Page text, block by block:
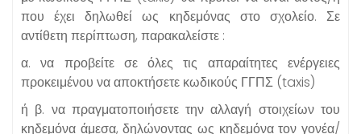
που έχει δηλωθεί ως κηδεμόνας στο σχολείο. Σε
αντίθετη περίπτωση, παρακαλείστε :
α. να προβείτε σε όλες τις απαραίτητες ενέργειες
προκειμένου να αποκτήσετε κωδικούς ΓΓΠΣ (taxis)
ή β. να πραγματοποιήσετε την αλλαγή στοιχείων του
κηδεμόνα άμεσα, δηλώνοντας ως κηδεμόνα τον γονέα/